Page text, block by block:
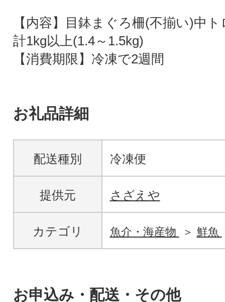
【内容】目鉢まぐろ柵(不揃い)中
計1kg以上(1.4～1.5kg)
【消費期限】冷凍で2週間
お礼品詳細
配送種別 冷凍便
提供元 さざえや
カテゴリ 魚介・海産物 鮮魚
お申込み・配送・その他